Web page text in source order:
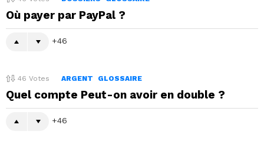
Où payer par PayPal ?
46
46 Votes ARGENT GLOSSAIRE
Quel compte Peut-on avoir en double ?
46